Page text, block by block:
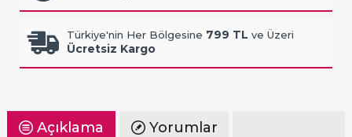
Türkiye'nin Her Bölgesine 799 TL ve Üzeri
Ücretsiz Kargo
Açıklama Yorumlar